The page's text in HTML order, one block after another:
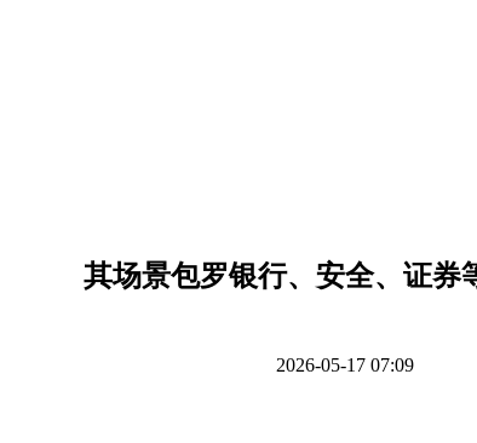
其场景包罗银行、安全、证券
2026-05-17 07:09